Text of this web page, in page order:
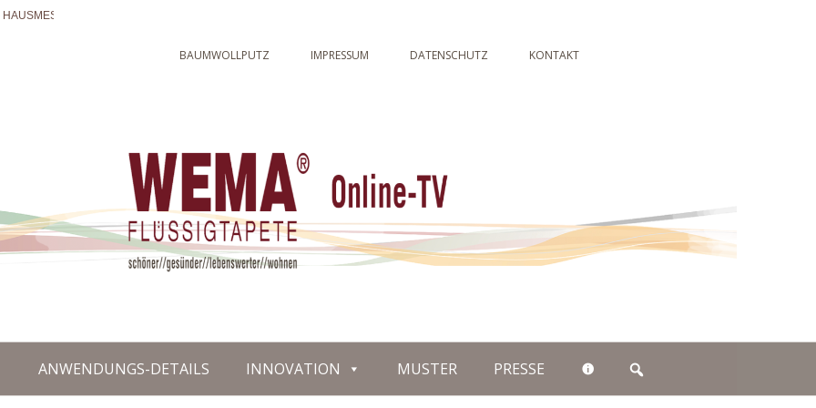
2018
BAUMWOLLPUTZ IMPRESSUM DATENSCHUTZ KONTAKT
ANWENDUNGS-DETAILS INNOVATION MUSTER PRESSE